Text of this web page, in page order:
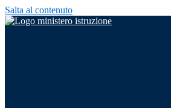
Salta al contenuto